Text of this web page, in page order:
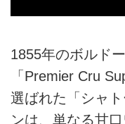
1855年のボルド
「Premier Cru
選ばれた「シャ
ンは、単なる甘